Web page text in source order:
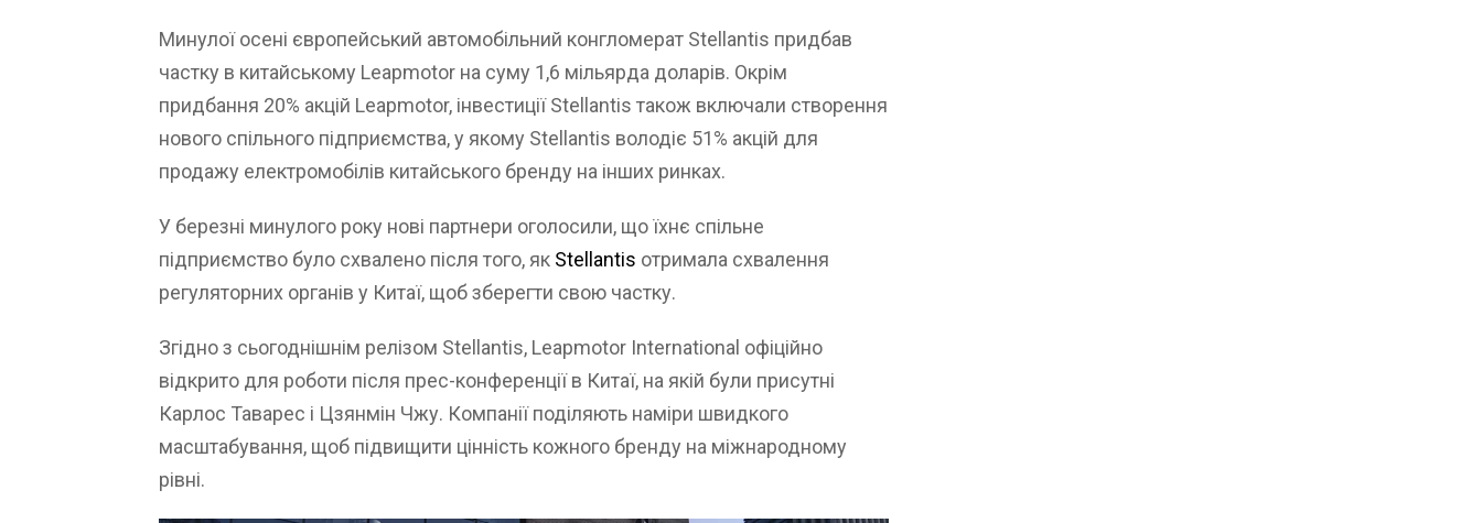
Минулої осені європейський автомобільний конгломерат Stellantis придбав
частку в китайському Leapmotor на суму 1,6 мільярда доларів. Окрім
придбання 20% акцій Leapmotor, інвестиції Stellantis також включали створення
нового спільного підприємства, у якому Stellantis володіє 51% акцій для
продажу електромобілів китайського бренду на інших ринках.
У березні минулого року нові партнери оголосили, що їхнє спільне
підприємство було схвалено після того, як Stellantis отримала схвалення
регуляторних органів у Китаї, щоб зберегти свою частку.
Згідно з сьогоднішнім релізом Stellantis, Leapmotor International офіційно
відкрито для роботи після прес-конференції в Китаї, на якій були присутні
Карлос Таварес і Цзянмін Чжу. Компанії поділяють наміри швидкого
масштабування, щоб підвищити цінність кожного бренду на міжнародному
рівні.